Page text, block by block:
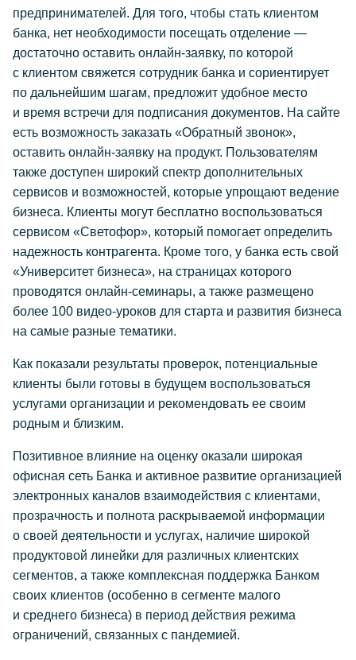
предпринимателей. Для того, чтобы стать клиентом
банка, нет необходимости посещать отделение —
достаточно оставить онлайн-заявку, по которой
с клиентом свяжется сотрудник банка и сориентирует
по дальнейшим шагам, предложит удобное место
и время встречи для подписания документов. На сайте
есть возможность заказать «Обратный звонок»,
оставить онлайн-заявку на продукт. Пользователям
также доступен широкий спектр дополнительных
сервисов и возможностей, которые упрощают ведение
бизнеса. Клиенты могут бесплатно воспользоваться
сервисом «Светофор», который помогает определить
надежность контрагента. Кроме того, у банка есть свой
«Университет бизнеса», на страницах которого
проводятся онлайн-семинары, а также размещено
более 100 видео-уроков для старта и развития бизнеса
на самые разные тематики.
Как показали результаты проверок, потенциальные
клиенты были готовы в будущем воспользоваться
услугами организации и рекомендовать ее своим
родным и близким.
Позитивное влияние на оценку оказали широкая
офисная сеть Банка и активное развитие организацией
электронных каналов взаимодействия с клиентами,
прозрачность и полнота раскрываемой информации
о своей деятельности и услугах, наличие широкой
продуктовой линейки для различных клиентских
сегментов, а также комплексная поддержка Банком
своих клиентов (особенно в сегменте малого
и среднего бизнеса) в период действия режима
ограничений, связанных с пандемией.